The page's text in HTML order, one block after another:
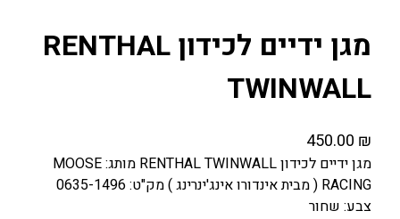
מגן ידיים לכידון RENTHAL
TWINWALL
450.00 ₪
מגן ידיים לכידון RENTHAL TWINWALL מותג: MOOSE
RACING ( מבית אינדורו אינג'ינרינג ) מק"ט: 0635-1496
צבע: שחור